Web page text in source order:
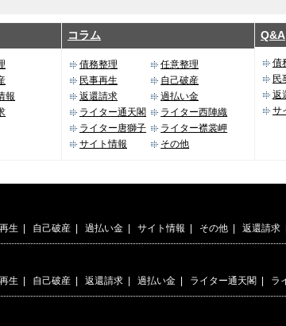
報
コラム
債務整理
任意整理
民事再生
自己破産
返還請求
過払い金
ライター通天閣
ライター西陣織
ライター唐獅子
ライター襟裳岬
サイト情報
その他
Q&A
債
民
返
サ
生 | 自己破産 | 過払い金 | サイト情報 | その他 | 返還請求
生 | 自己破産 | 返還請求 | 過払い金 | ライター通天閣 | ラ